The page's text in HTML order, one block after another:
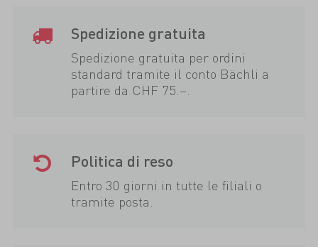
Spedizione gratuita
Spedizione gratuita per ordini
standard tramite il conto Bächli a
partire da CHF 75.–.
Politica di reso
Entro 30 giorni in tutte le filiali o
tramite posta.